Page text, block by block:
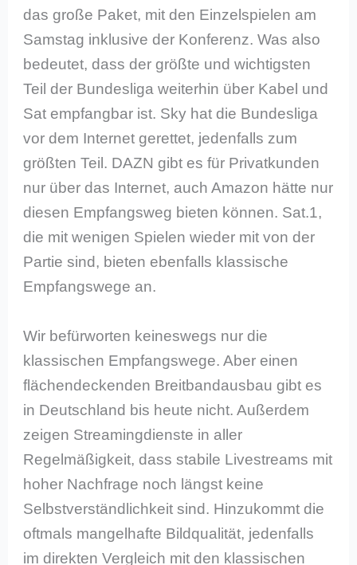
das große Paket, mit den Einzelspielen am
Samstag inklusive der Konferenz. Was also
bedeutet, dass der größte und wichtigsten
Teil der Bundesliga weiterhin über Kabel und
Sat empfangbar ist. Sky hat die Bundesliga
vor dem Internet gerettet, jedenfalls zum
größten Teil. DAZN gibt es für Privatkunden
nur über das Internet, auch Amazon hätte nur
diesen Empfangsweg bieten können. Sat.1,
die mit wenigen Spielen wieder mit von der
Partie sind, bieten ebenfalls klassische
Empfangswege an.
Wir befürworten keineswegs nur die
klassischen Empfangswege. Aber einen
flächendeckenden Breitbandausbau gibt es
in Deutschland bis heute nicht. Außerdem
zeigen Streamingdienste in aller
Regelmäßigkeit, dass stabile Livestreams mit
hoher Nachfrage noch längst keine
Selbstverständlichkeit sind. Hinzukommt die
oftmals mangelhafte Bildqualität, jedenfalls
im direkten Vergleich mit den klassischen